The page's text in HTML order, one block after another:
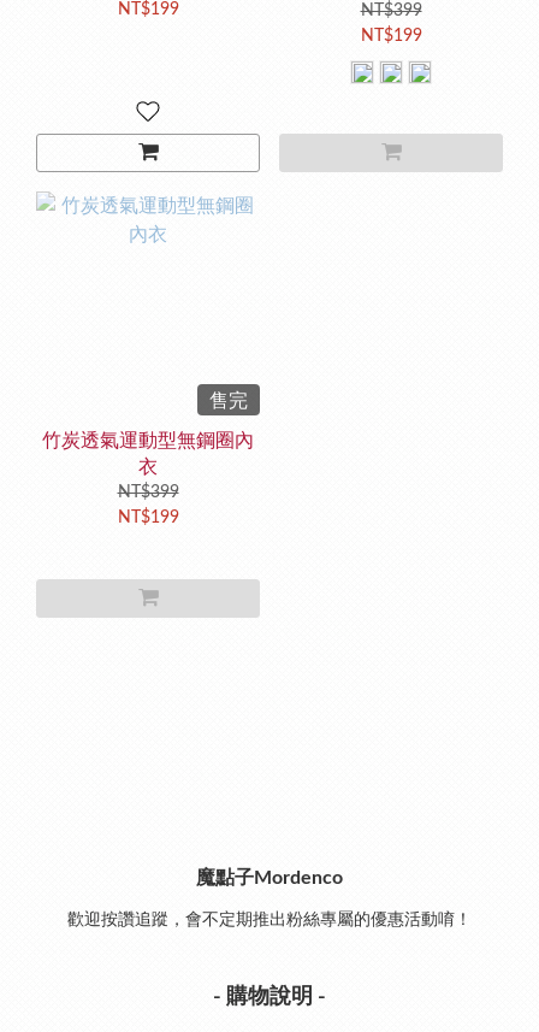
NT$199
NT$399
NT$199
售完
竹炭透氣運動型無鋼圈內
衣
NT$399
NT$199
魔點子Mordenco
歡迎按讚追蹤，會不定期推出粉絲專屬的優惠活動唷！
- 購物說明 -